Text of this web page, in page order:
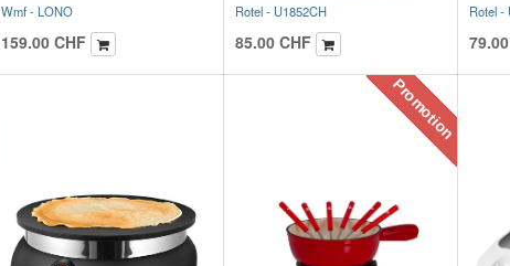
Wmf - LONO
159.00CHF
Rotel - U1852CH
85.00CHF
Rotel -
79.00
Promotion